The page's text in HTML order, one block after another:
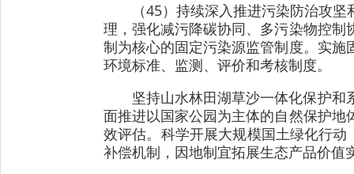
（45）持续深入推进污染防治攻
理，强化减污降碳协同、多污染物控
制为核心的固定污染源监管制度。实
环境标准、监测、评价和考核制度。
坚持山水林田湖草沙一体化保护
面推进以国家公园为主体的自然保护
效评估。科学开展大规模国土绿化行
补偿机制，因地制宜拓展生态产品价